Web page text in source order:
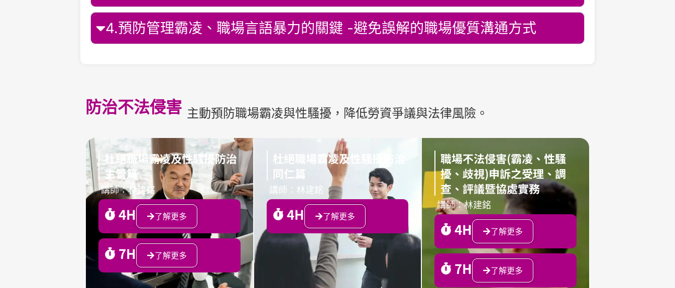
4.預防管理霸凌、職場言語暴力的關鍵 -避免誤解的職場優質溝通方式
防治不法侵害 主動預防職場霸凌與性騷擾，降低勞資爭議與法律風險。
杜絕職場霸凌及性騷擾防治
主管篇
講師：林建銘
4H 了解更多
7H 了解更多
杜絕職場霸凌及性騷擾防治
同仁篇
講師：林建銘
4H 了解更多
職場不法侵害(霸凌、性騷
擾、歧視)申訴之受理、調
查、評議暨協處實務
講師：林建銘
4H 了解更多
7H 了解更多